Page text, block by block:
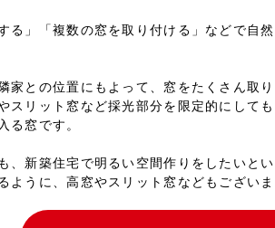
る」「複数の窓を取り付ける」などで自
家との位置にもよって、窓をたくさん取
スリット窓など採光部分を限定的にして
る窓です。
、新築住宅で明るい空間作りをしたいと
ように、高窓やスリット窓などもござい